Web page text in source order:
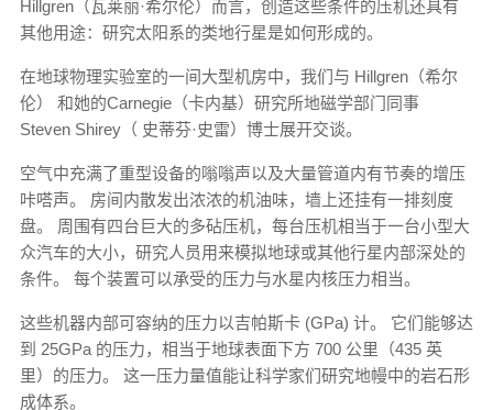
Hillgren（瓦莱丽·希尔伦）而言，创造这些条件的压机还具有
其他用途：研究太阳系的类地行星是如何形成的。
在地球物理实验室的一间大型机房中，我们与 Hillgren（希尔
伦） 和她的Carnegie（卡内基）研究所地磁学部门同事
Steven Shirey（ 史蒂芬·史雷）博士展开交谈。
空气中充满了重型设备的嗡嗡声以及大量管道内有节奏的增压
咔嗒声。 房间内散发出浓浓的机油味，墙上还挂有一排刻度
盘。 周围有四台巨大的多砧压机，每台压机相当于一台小型大
众汽车的大小，研究人员用来模拟地球或其他行星内部深处的
条件。 每个装置可以承受的压力与水星内核压力相当。
这些机器内部可容纳的压力以吉帕斯卡 (GPa) 计。 它们能够达
到 25GPa 的压力，相当于地球表面下方 700 公里（435 英
里）的压力。 这一压力量值能让科学家们研究地幔中的岩石形
成体系。